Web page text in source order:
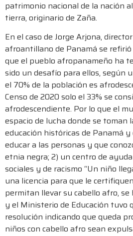
patrimonio nacional de la nación
tierra, originario de Zaña.
En el caso de Jorge Arjona,
afroantillano de Panamá se
que el pueblo afropanameño ha
sido un desafío para ellos, según
el 70% de la población es
Censo de 2020 solo el 33% se
afrodescendiente. Por lo que el
espacio de lucha donde se toman
educación históricas de Panamá
educar a las personas y que
etnia negra; 2) un centro de
sociales y de racismo “Un niño
una licencia para que le
permitan llevar su cabello afro, se
y el Ministerio de Educación tuvo
resolución indicando que queda
niños con cabello afro sean